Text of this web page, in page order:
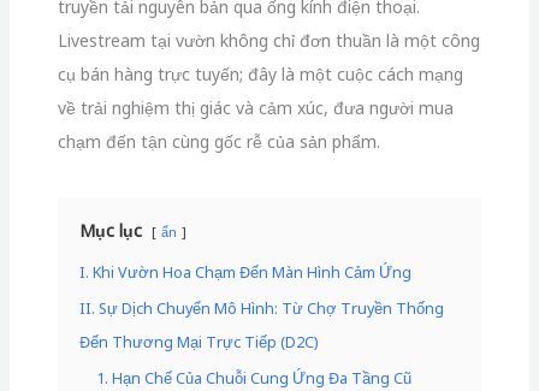
truyền tải nguyên bản qua ống kính điện thoại.
Livestream tại vườn không chỉ đơn thuần là một công
cụ bán hàng trực tuyến; đây là một cuộc cách mạng
về trải nghiệm thị giác và cảm xúc, đưa người mua
chạm đến tận cùng gốc rễ của sản phẩm.
Mục lục ẩn
I. Khi Vườn Hoa Chạm Đến Màn Hình Cảm Ứng
II. Sự Dịch Chuyển Mô Hình: Từ Chợ Truyền Thống
Đến Thương Mại Trực Tiếp (D2C)
1. Hạn Chế Của Chuỗi Cung Ứng Đa Tầng Cũ